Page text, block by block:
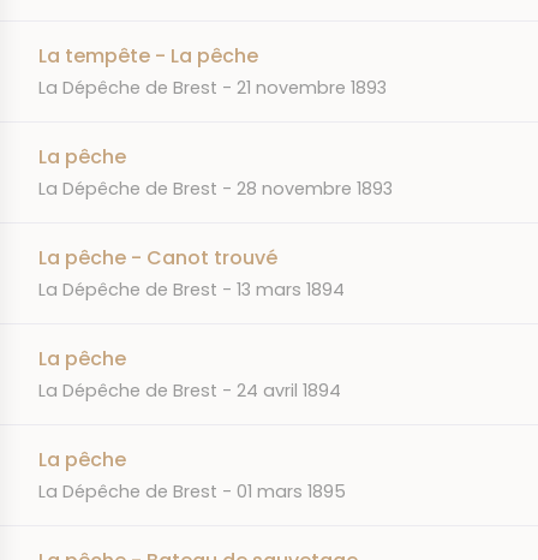
La tempête - La pêche
JOURNAL
La Dépêche de Brest DATE
21 novembre 1893
La pêche
JOURNAL
La Dépêche de Brest DATE
28 novembre 1893
La pêche - Canot trouvé
JOURNAL
La Dépêche de Brest DATE
13 mars 1894
La pêche
JOURNAL
La Dépêche de Brest DATE
24 avril 1894
La pêche
JOURNAL
La Dépêche de Brest DATE
01 mars 1895